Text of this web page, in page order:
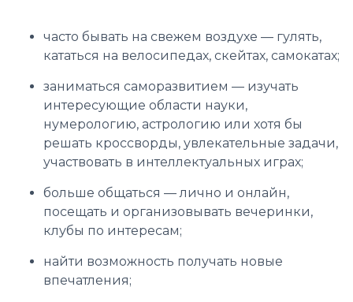
часто бывать на свежем воздухе — гулять,
кататься на велосипедах, скейтах, самокатах;
заниматься саморазвитием — изучать
интересующие области науки,
нумерологию, астрологию или хотя бы
решать кроссворды, увлекательные задачи,
участвовать в интеллектуальных играх;
больше общаться — лично и онлайн,
посещать и организовывать вечеринки,
клубы по интересам;
найти возможность получать новые
впечатления;